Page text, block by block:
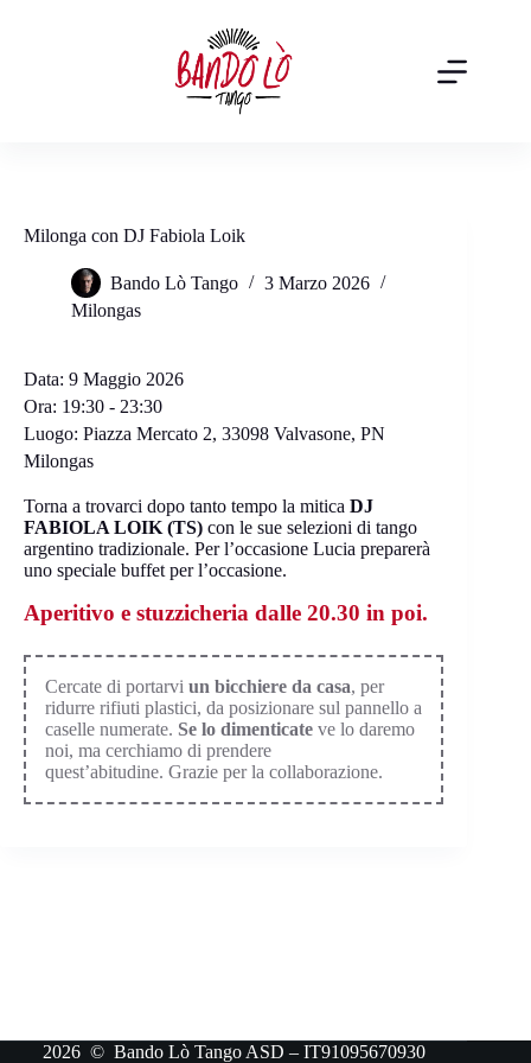
Milonga con DJ Fabiola Loik
Bando Lò Tango
3 Marzo 2026
Milongas
Data: 9 Maggio 2026
Ora: 19:30 - 23:30
Luogo: Piazza Mercato 2, 33098 Valvasone, PN
Milongas
Torna a trovarci dopo tanto tempo la mitica DJ
FABIOLA LOIK (TS) con le sue selezioni di tango
argentino tradizionale. Per l’occasione Lucia preparerà
uno speciale buffet per l’occasione.
Aperitivo e stuzzicheria dalle 20.30 in poi.
Cercate di portarvi un bicchiere da casa, per
ridurre rifiuti plastici, da posizionare sul pannello a
caselle numerate. Se lo dimenticate ve lo daremo
noi, ma cerchiamo di prendere
quest’abitudine. Grazie per la collaborazione.
2026 © Bando Lò Tango ASD – IT91095670930